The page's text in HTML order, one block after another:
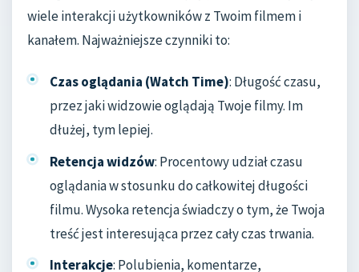
wiele interakcji użytkowników z Twoim filmem i
kanałem. Najważniejsze czynniki to:
Czas oglądania (Watch Time): Długość czasu,
przez jaki widzowie oglądają Twoje filmy. Im
dłużej, tym lepiej.
Retencja widzów: Procentowy udział czasu
oglądania w stosunku do całkowitej długości
filmu. Wysoka retencja świadczy o tym, że Twoja
treść jest interesująca przez cały czas trwania.
Interakcje: Polubienia, komentarze,